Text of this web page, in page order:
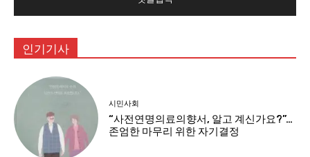
인기기사
시민사회
“사전연명의료의향서, 알고 계신가요?”…
존엄한 마무리 위한 자기결정